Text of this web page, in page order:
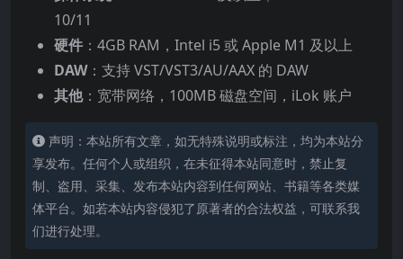
10/11
硬件 ：4GB RAM，Intel i5 或 Apple M1 及以上
DAW：支持 VST/VST3/AU/AAX 的 DAW
其他：宽带网络，100MB 磁盘空间，iLok 账户
声明：本站所有文章，如无特殊说明或标注，均为本站分
享发布。任何个人或组织，在未征得本站同意时，禁止复
制、盗用、采集、发布本站内容到任何网站、书籍等各类媒
体平台。如若本站内容侵犯了原著者的合法权益，可联系我
们进行处理。